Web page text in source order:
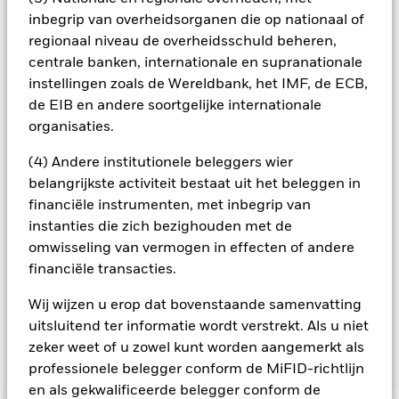
inbegrip van overheidsorganen die op nationaal of
regionaal niveau de overheidsschuld beheren,
centrale banken, internationale en supranationale
instellingen zoals de Wereldbank, het IMF, de ECB,
de EIB en andere soortgelijke internationale
organisaties.
(4) Andere institutionele beleggers wier
belangrijkste activiteit bestaat uit het beleggen in
financiële instrumenten, met inbegrip van
instanties die zich bezighouden met de
omwisseling van vermogen in effecten of andere
financiële transacties.
Wij wijzen u erop dat bovenstaande samenvatting
uitsluitend ter informatie wordt verstrekt. Als u niet
zeker weet of u zowel kunt worden aangemerkt als
professionele belegger conform de MiFID-richtlijn
en als gekwalificeerde belegger conform de
verbonden met hogere kredietrisico’s dan die uit ontwikkelde
Alle aandelenklassen met valutahedging van dit fonds
gebruiken derivaten om valutarisico's af te dekken. Het
gebruik van derivaten voor een aandelenklasse kan een
potentieel besmettingsrisico (ook bekend als spill-over) voor
andere aandelenklassen in het fonds betekenen. De
geschikte procedures worden gebruikt om het
besmettingsrisico voor andere aandelenklassen te
minimaliseren. Via het uitklapvakje direct onder de naam van
fonds bekijken – aandelenklassen met valutahedging worden
aangegeven door het woord 'Hedged' in de naam van de
aandelenklasse. Daarnaast is een volledige lijst van alle
verkrijgbaar bij de beheermaatschappij van het fonds.
Toon minder